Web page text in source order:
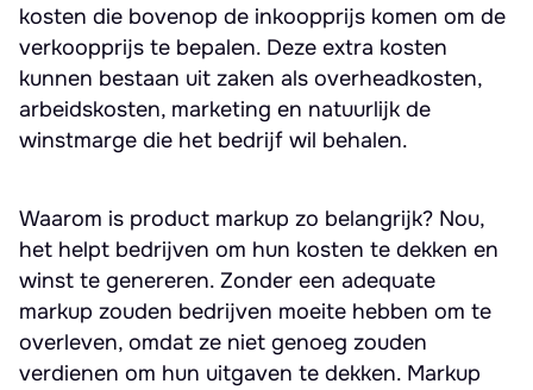
kosten die bovenop de inkoopprijs komen om de
verkoopprijs te bepalen. Deze extra kosten
kunnen bestaan uit zaken als overheadkosten,
arbeidskosten, marketing en natuurlijk de
winstmarge die het bedrijf wil behalen.
Waarom is product markup zo belangrijk? Nou,
het helpt bedrijven om hun kosten te dekken en
winst te genereren. Zonder een adequate
markup zouden bedrijven moeite hebben om te
overleven, omdat ze niet genoeg zouden
verdienen om hun uitgaven te dekken. Markup